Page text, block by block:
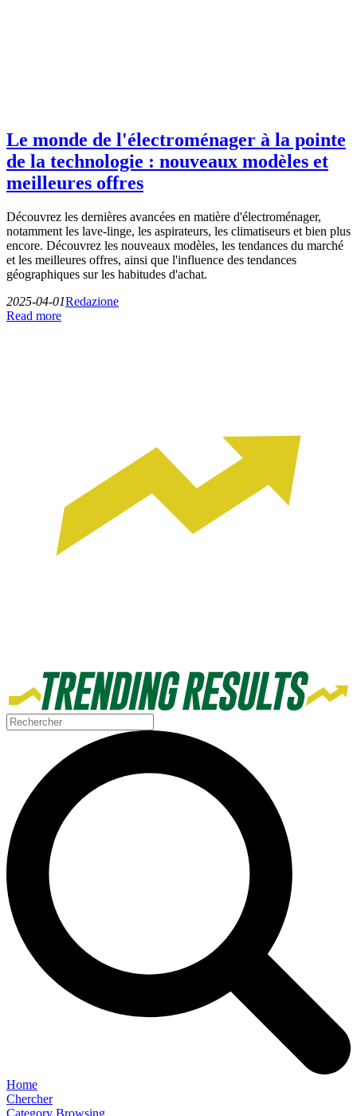
Le monde de l'électroménager à la pointe
de la technologie : nouveaux modèles et
meilleures offres
Découvrez les dernières avancées en matière d'électroménager,
notamment les lave-linge, les aspirateurs, les climatiseurs et bien plus
encore. Découvrez les nouveaux modèles, les tendances du marché
et les meilleures offres, ainsi que l'influence des tendances
géographiques sur les habitudes d'achat.
2025-04-01Redazione
Read more
Home
Chercher
Category Browsing